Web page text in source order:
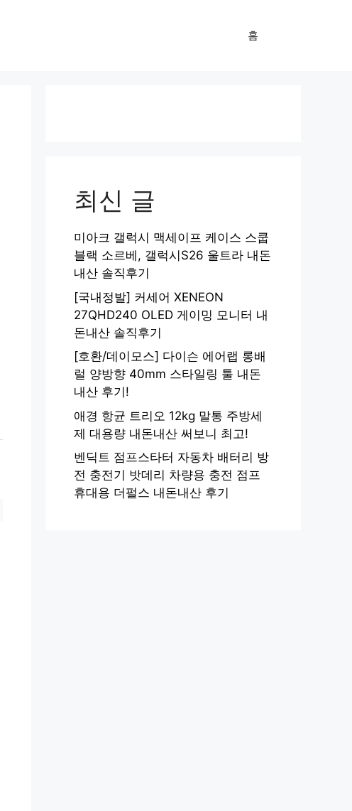
홈
최신 글
미아크 갤럭시 맥세이프 케이스 스쿱
블랙 소르베, 갤럭시S26 울트라 내돈
내산 솔직후기
[국내정발] 커세어 XENEON
27QHD240 OLED 게이밍 모니터 내
돈내산 솔직후기
[호환/데이모스] 다이슨 에어랩 롱배
럴 양방향 40mm 스타일링 툴 내돈
내산 후기!
애경 항균 트리오 12kg 말통 주방세
제 대용량 내돈내산 써보니 최고!
벤딕트 점프스타터 자동차 배터리 방
전 충전기 밧데리 차량용 충전 점프
휴대용 더펄스 내돈내산 후기